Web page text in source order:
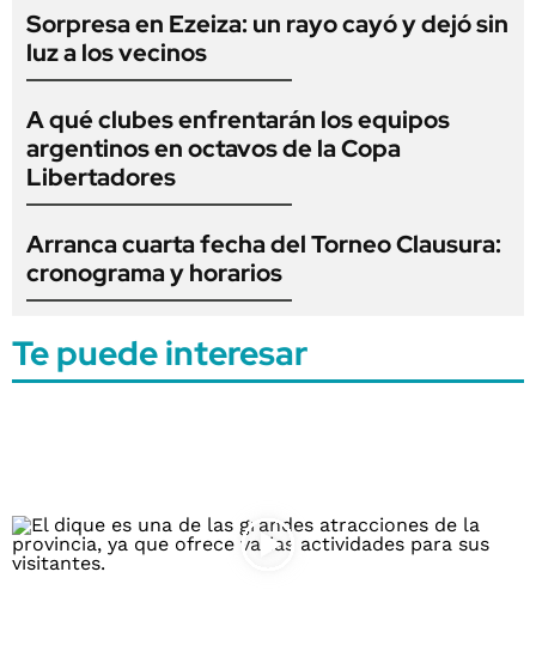
Sorpresa en Ezeiza: un rayo cayó y dejó sin
luz a los vecinos
A qué clubes enfrentarán los equipos
argentinos en octavos de la Copa
Libertadores
Arranca cuarta fecha del Torneo Clausura:
cronograma y horarios
Te puede interesar